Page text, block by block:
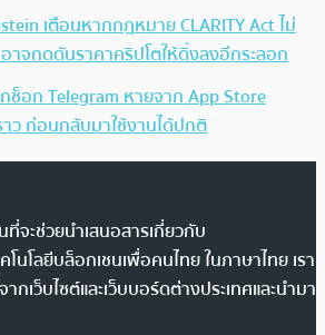
เตือนหากกฎหมาย CLARITY Act ไม่
าจกดดันราคาคริปโตให้ดิ่งลงอีกระลอก
ช็อก Telegram หายจาก App Store
ว ก่อนกลับมาใช้งานได้ปกติ
จะช่วยนำเสนอสารเกี่ยวกับ
นโลยีบล็อกเชนเพื่อคนไทย ในภาษาไทย เรา
เว็บไซต์และเว็บบอร์ดต่างประเทศและนำมา